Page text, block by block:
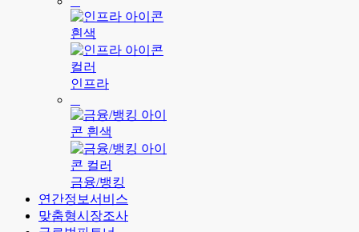
인프라
금융/뱅킹
연간정보서비스
맞춤형시장조사